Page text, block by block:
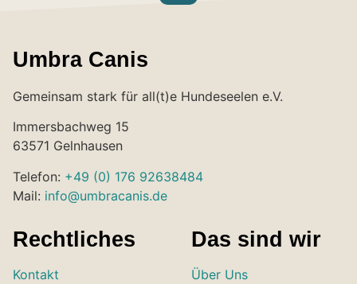
Umbra Canis
Gemeinsam stark für all(t)e Hundeseelen e.V.
Immersbachweg 15
63571 Gelnhausen
Telefon: +49 (0) 176 92638484
Mail: info@umbracanis.de
Rechtliches
Kontakt
Das sind wir
Über Uns